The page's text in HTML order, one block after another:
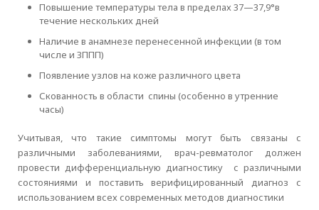
Повышение температуры тела в пределах 37—37,9°в
течение нескольких дней
Наличие в анамнезе перенесенной инфекции (в том
числе и ЗППП)
Появление узлов на коже различного цвета
Скованность в области спины (особенно в утренние
часы)
Учитывая, что такие симптомы могут быть связаны с
различными заболеваниями, врач-ревматолог должен
провести дифференциальную диагностику с различными
состояниями и поставить верифицированный диагноз с
использованием всех современных методов диагностики